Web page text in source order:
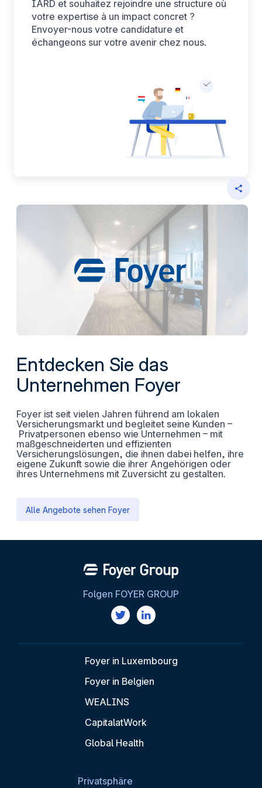
verwendeten sozialen Netzwerken teilen und Ihnen die
Möglichkeit geben, Inhalte anzuzeigen, die auf einer
externen Website gehostet werden.
IARD et souhaitez rejoindre une structure où
votre expertise à un impact concret ?
Envoyer-nous votre candidature et
échangeons sur votre avenir chez nous.
Entdecken Sie das
Unternehmen Foyer
Foyer ist seit vielen Jahren führend am lokalen
Versicherungsmarkt und begleitet seine Kunden –
Privatpersonen ebenso wie Unternehmen – mit
maßgeschneiderten und effizienten
Versicherungslösungen, die ihnen dabei helfen, ihre
eigene Zukunft sowie die ihrer Angehörigen oder
ihres Unternehmens mit Zuversicht zu gestalten.
Alle Angebote sehen Foyer
Folgen FOYER GROUP
Foyer in Luxembourg
Foyer in Belgien
WEALINS
CapitalatWork
Global Health
Privatsphäre